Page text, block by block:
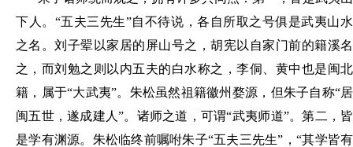
下人 。 “五夫三先生”自不待说 ，各自所取之号俱是武夷山水
之名 。刘子翚以家居的屏山号之 ，胡宪以自家门前的籍溪名
之 ， 而刘勉之则以 内五夫的白水称之 ，李侗、黄中也是闽北
籍 ， 属于“大武夷”。朱松虽然祖籍徽州 婺源 ， 但朱子自称“居
闽五世，遂成建人”。 诸师之道 ， 可谓“武夷师道”。第二 ， 皆
是学有渊源。 朱松临终前嘱咐朱子“五夫三先生” ， “其学皆有